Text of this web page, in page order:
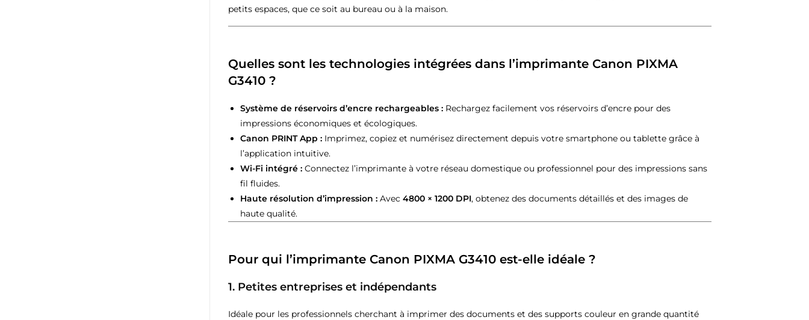
petits espaces, que ce soit au bureau ou à la maison.
Quelles sont les technologies intégrées dans l’imprimante Canon PIXMA
G3410 ?
Système de réservoirs d’encre rechargeables : Rechargez facilement vos réservoirs d’encre pour des
impressions économiques et écologiques.
Canon PRINT App : Imprimez, copiez et numérisez directement depuis votre smartphone ou tablette grâce à
l’application intuitive.
Wi-Fi intégré : Connectez l’imprimante à votre réseau domestique ou professionnel pour des impressions sans
fil fluides.
Haute résolution d’impression : Avec 4800 × 1200 DPI, obtenez des documents détaillés et des images de
haute qualité.
Pour qui l’imprimante Canon PIXMA G3410 est-elle idéale ?
1. Petites entreprises et indépendants
Idéale pour les professionnels cherchant à imprimer des documents et des supports couleur en grande quantité